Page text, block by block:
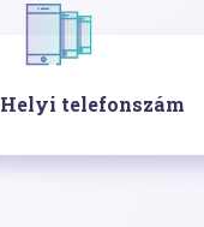
Helyi telefonszám